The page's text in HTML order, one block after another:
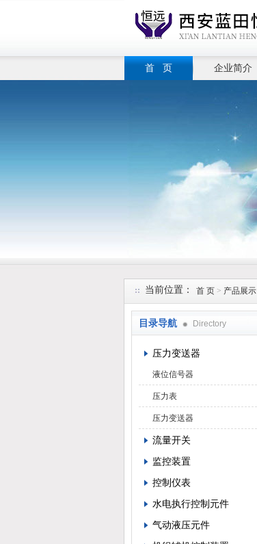
首 页 企业简介
当前位置： 首 页 > 产品展示
目录导航 Directory
压力变送器
液位信号器
压力表
压力变送器
流量开关
监控装置
控制仪表
水电执行控制元件
气动液压元件